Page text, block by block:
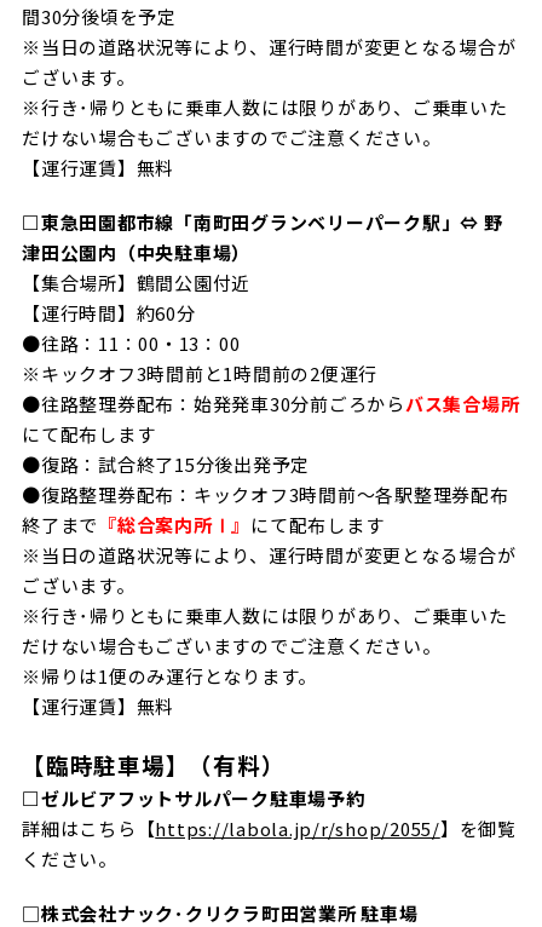
間30分後頃を予定
※当日の道路状況等により、運行時間が変更となる場合が
ございます。
※行き･帰りともに乗車人数には限りがあり、ご乗車いた
だけない場合もございますのでご注意ください。
【運行運賃】無料
□東急田園都市線「南町田グランベリーパーク駅」⇔ 野
津田公園内（中央駐車場）
【集合場所】鶴間公園付近
【運行時間】約60分
●往路：11：00・13：00
※キックオフ3時間前と1時間前の2便運行
●往路整理券配布：始発発車30分前ごろからバス集合場所
にて配布します
●復路：試合終了15分後出発予定
●復路整理券配布：キックオフ3時間前～各駅整理券配布
終了まで 『総合案内所Ⅰ』 にて配布します
※当日の道路状況等により、運行時間が変更となる場合が
ございます。
※行き･帰りともに乗車人数には限りがあり、ご乗車いた
だけない場合もございますのでご注意ください。
※帰りは1便のみ運行となります。
【運行運賃】無料
【臨時駐車場】（有料）
□ゼルビアフットサルパーク駐車場予約
詳細はこちら【https://labola.jp/r/shop/2055/】を御覧
ください。
□株式会社ナック･クリクラ町田営業所 駐車場